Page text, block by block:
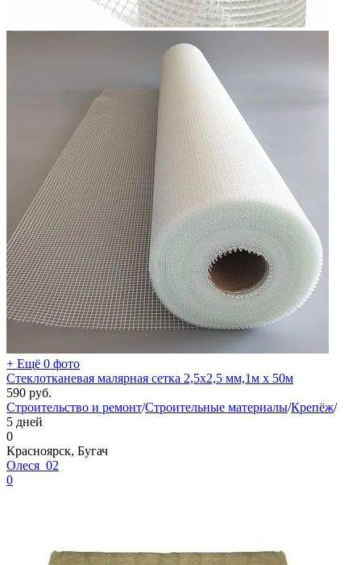
+ Ещё 0 фото
Стеклотканевая малярная сетка 2,5x2,5 мм,1м х 50м
590 руб.
Строительство и ремонт/Строительные материалы/Крепёж/
5 дней
0
Красноярск, Бугач
Олеся_02
0